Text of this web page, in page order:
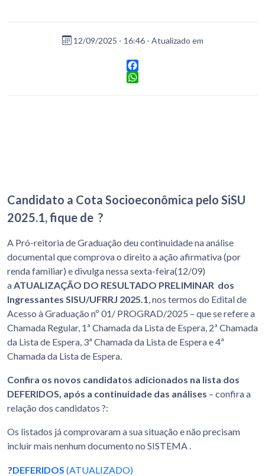
12/09/2025 - 16:46 - Atualizado em
Facebook
Candidato a Cota Socioeconômica pelo SiSU
2025.1, fique de ?
A Pró-reitoria de Graduação deu continuidade na análise
documental que comprova o direito a ação afirmativa (por
renda familiar) e divulga nessa sexta-feira(12/09)
aATUALIZAÇÃO DO RESULTADO PRELIMINAR dos
Ingressantes SISU/UFRRJ 2025.1, nos termos do Edital de
Acesso à Graduação nº 01/ PROGRAD/2025 – que se refere a
Chamada Regular, 1ª Chamada da Lista de Espera, 2ª Chamada
da Lista de Espera, 3ª Chamada da Lista de Espera e 4ª
Chamada da Lista de Espera.
Confira os novos candidatos adicionados na lista dos
DEFERIDOS, após a continuidade das análises – confira a
relação dos candidatos ?:
Os listados já comprovaram a sua situação e não precisam
incluir mais nenhum documento no SISTEMA .
?DEFERIDOS (ATUALIZADO)